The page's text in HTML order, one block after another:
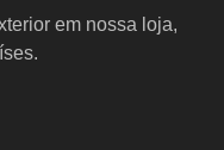
em nossa loja,